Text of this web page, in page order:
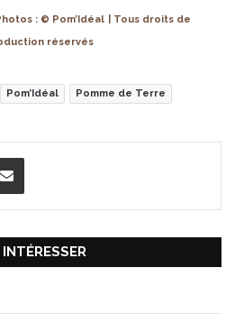
: © Pom’Idéal
| Tous droits de
réservés
Pom’Idéal Pomme de Terre